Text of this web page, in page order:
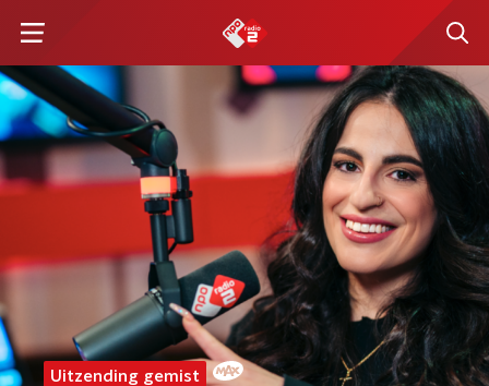
Uitzending gemist